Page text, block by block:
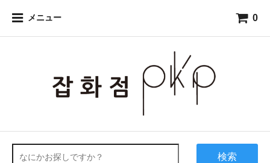
メニュー 0
検索